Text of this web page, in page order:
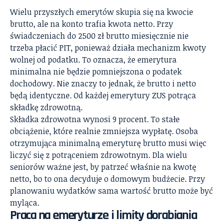
Wielu przyszłych emerytów skupia się na kwocie
brutto, ale na konto trafia kwota netto. Przy
świadczeniach do 2500 zł brutto miesięcznie nie
trzeba płacić PIT, ponieważ działa mechanizm kwoty
wolnej od podatku. To oznacza, że emerytura
minimalna nie będzie pomniejszona o podatek
dochodowy. Nie znaczy to jednak, że brutto i netto
będą identyczne. Od każdej emerytury ZUS potrąca
składkę zdrowotną.
Składka zdrowotna wynosi 9 procent. To stałe
obciążenie, które realnie zmniejsza wypłatę. Osoba
otrzymująca minimalną emeryturę brutto musi więc
liczyć się z potrąceniem zdrowotnym. Dla wielu
seniorów ważne jest, by patrzeć właśnie na kwotę
netto, bo to ona decyduje o domowym budżecie. Przy
planowaniu wydatków sama wartość brutto może być
myląca.
Praca na emeryturze i limity dorabiania